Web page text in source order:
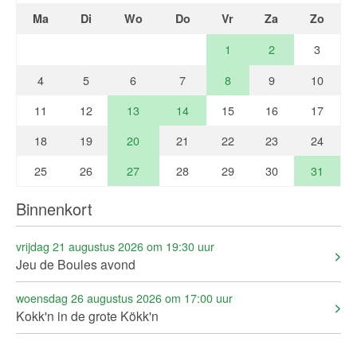
Ma
Di Wo Do Vr Za Zo
1 2
3
4
5 6 7 8 9
10
11
12 13 14 15 16
17
18
19 20 21 22 23
24
25
26 27 28 29 30 31
Binnenkort
vrijdag 21 augustus 2026 om 19:30 uur
Jeu de Boules avond
woensdag 26 augustus 2026 om 17:00 uur
Kokk'n in de grote Kökk'n